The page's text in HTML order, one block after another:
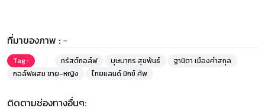
ที่มาของภาพ : -
Tag : ทรัสต์กอล์ฟ บุษบากร สุขพันธ์
ฐานิตา เมืองคำสกุล
กอล์ฟผสม ชาย-หญิง
ไทยแลนด์ มิกซ์ คัพ
ติดตามช่องทางอื่นๆ: